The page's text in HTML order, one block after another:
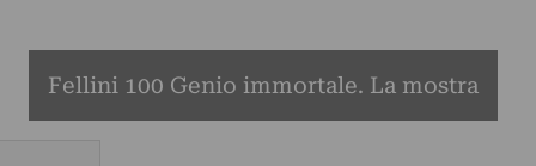
Fellini 100 Genio immortale. La mostra